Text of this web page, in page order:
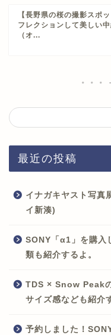
【長野県の桜の撮影スポ
フレクションして美しい
（オ...
最近の投稿
イナガキヤスト写真
イ新湊)
SONY「α1」を購入
類も紹介するよ。
TDS × Snow Peak
サイズ感なども紹介
予約しました！